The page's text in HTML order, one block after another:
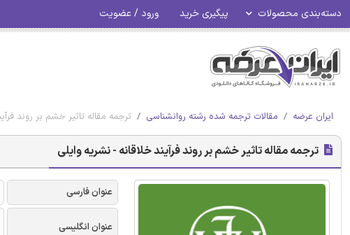
دسته‌بندی محصولات پیگیری خرید ورود / عضویت
ایران عرضه مقالات ترجمه شده رشته روانشناسی ترجمه مقاله تاثیر خشم بر روند
ترجمه مقاله تاثیر خشم بر روند فرآیند خلاقانه - نشریه وایلی
عنوان فارسی
عنوان انگلیسی